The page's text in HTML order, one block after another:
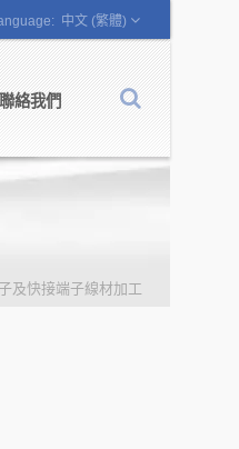
中文 (繁體)
聯絡我們
及快接端子線材加工